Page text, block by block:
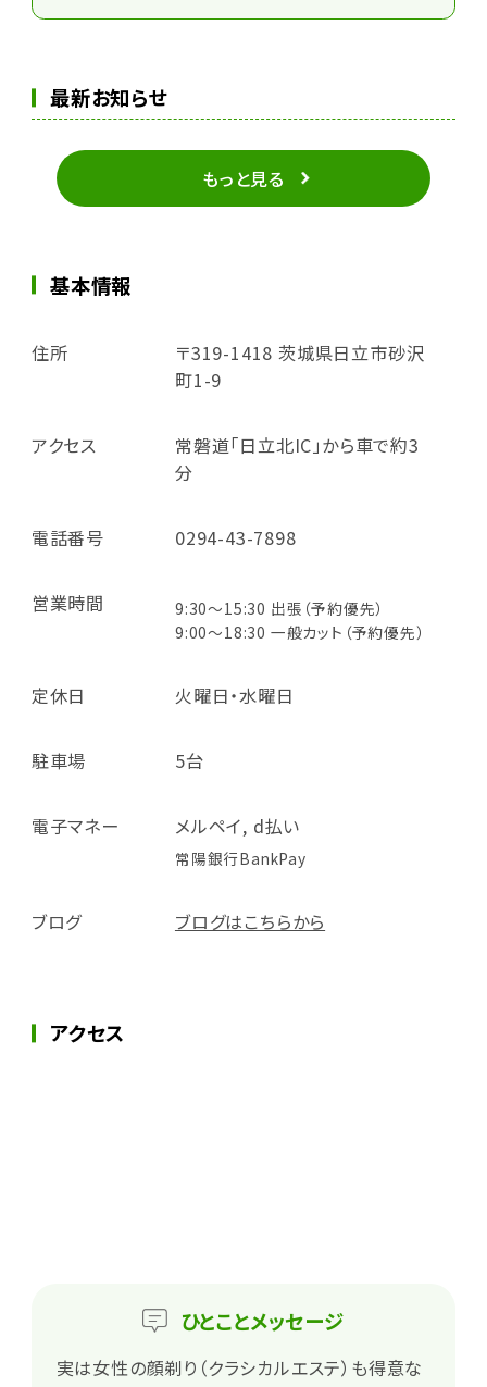
最新お知らせ
もっと見る
基本情報
住所
〒319-1418 茨城県日立市砂沢
町1-9
アクセス
常磐道「日立北IC」から車で約3
分
電話番号 0294-43-7898
営業時間
9:30～15:30 出張（予約優先）
9:00～18:30 一般カット（予約優先）
定休日 火曜日・水曜日
駐車場 5台
電子マネー メルペイ, d払い
常陽銀行BankPay
ブログ ブログはこちらから
アクセス
ひとことメッセージ
実は女性の顔剃り（クラシカルエステ）も得意な